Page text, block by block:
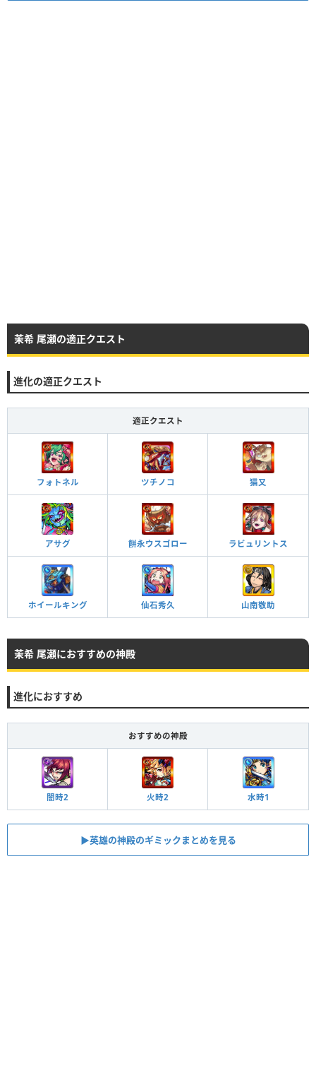
茉希 尾瀬の適正クエスト
進化の適正クエスト
適正クエスト
フォトネル ツチノコ 猫又
アサグ 餅永ウスゴロー ラビュリントス
ホイールキング 仙石秀久 山南敬助
茉希 尾瀬におすすめの神殿
進化におすすめ
おすすめの神殿
闇時2 火時2 水時1
▶︎英雄の神殿のギミックまとめを見る